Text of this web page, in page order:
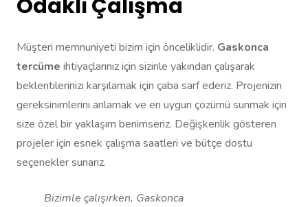
Odaklı Çalışma
Müşteri memnuniyeti bizim için önceliklidir. Gaskonca
tercüme ihtiyaçlarınız için sizinle yakından çalışarak
beklentilerinizi karşılamak için çaba sarf ederiz. Projenizin
gereksinimlerini anlamak ve en uygun çözümü sunmak için
size özel bir yaklaşım benimseriz. Değişkenlik gösteren
projeler için esnek çalışma saatleri ve bütçe dostu
seçenekler sunarız.
Bizimle çalışırken, Gaskonca